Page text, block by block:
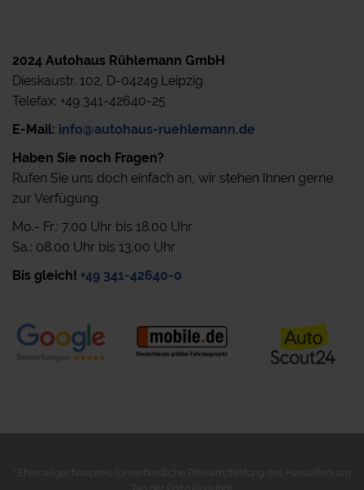
2024 Autohaus Rühlemann GmbH
Dieskaustr. 102, D-04249 Leipzig
Telefax: +49 341-42640-25
E-Mail: info@autohaus-ruehlemann.de
Haben Sie noch Fragen?
Rufen Sie uns doch einfach an, wir stehen Ihnen gerne
zur Verfügung.
Mo.- Fr.: 7.00 Uhr bis 18.00 Uhr
Sa.: 08.00 Uhr bis 13.00 Uhr
Bis gleich! +49 341-42640-0
Ehemaliger Neupreis (Unverbindliche Preisempfehlung des Herstellers am